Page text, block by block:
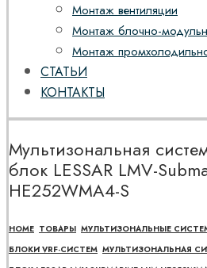
Монтаж вентиляции
Монтаж блочно-
Монтаж
СТАТЬИ
КОНТАКТЫ
Мультизональная
блок LESSAR LMV-
HE252WMA4-S
HOME ТОВАРЫ МУЛЬТИЗОНАЛЬНЫЕ
БЛОКИ VRF-СИСТЕМ МУЛЬТИЗОНАЛЬНАЯ